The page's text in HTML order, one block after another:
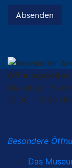
Öffnungszeiten
Dienstag –
10.00 – 17.00
Besondere
Das